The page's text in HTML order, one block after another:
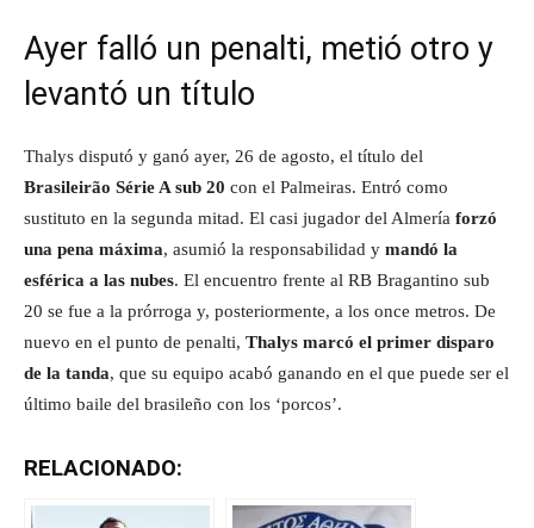
Ayer falló un penalti, metió otro y
levantó un título
Thalys disputó y ganó ayer, 26 de agosto, el título del
Brasileirão Série A sub 20 con el Palmeiras. Entró como
sustituto en la segunda mitad. El casi jugador del Almería forzó
una pena máxima, asumió la responsabilidad y mandó la
esférica a las nubes. El encuentro frente al RB Bragantino sub
20 se fue a la prórroga y, posteriormente, a los once metros. De
nuevo en el punto de penalti, Thalys marcó el primer disparo
de la tanda, que su equipo acabó ganando en el que puede ser el
último baile del brasileño con los ‘porcos’.
RELACIONADO: